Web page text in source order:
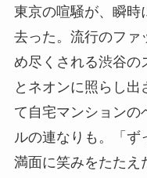
東京の喧騒が、瞬時
去った。流行のファ
め尽くされる渋谷の
とネオンに照らし出
て自宅マンションの
ルの連なりも。「ず
満面に笑みをたたえ